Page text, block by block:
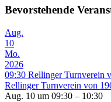
Bevorstehende
Aug.
10
Mo.
2026
09:30 Rellinger Turnverein
Rellinger Turnverein von
Aug. 10 um 09:30 – 10:30